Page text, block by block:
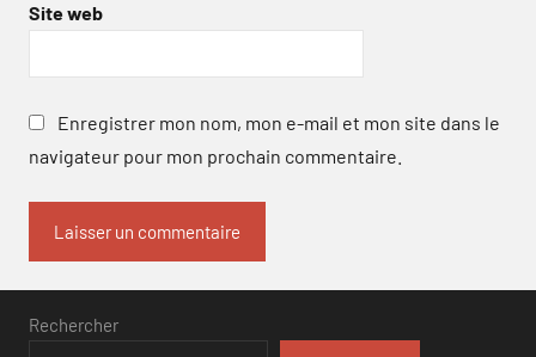
Site web
Enregistrer mon nom, mon e-mail et mon site dans le
navigateur pour mon prochain commentaire.
Rechercher